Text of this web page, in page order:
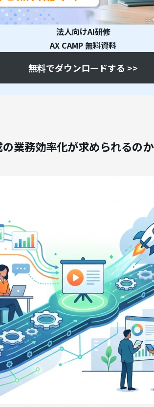
法人向けAI研修
AX CAMP 無料資料
無料でダウンロードする >>
業務効率化が求められるのか